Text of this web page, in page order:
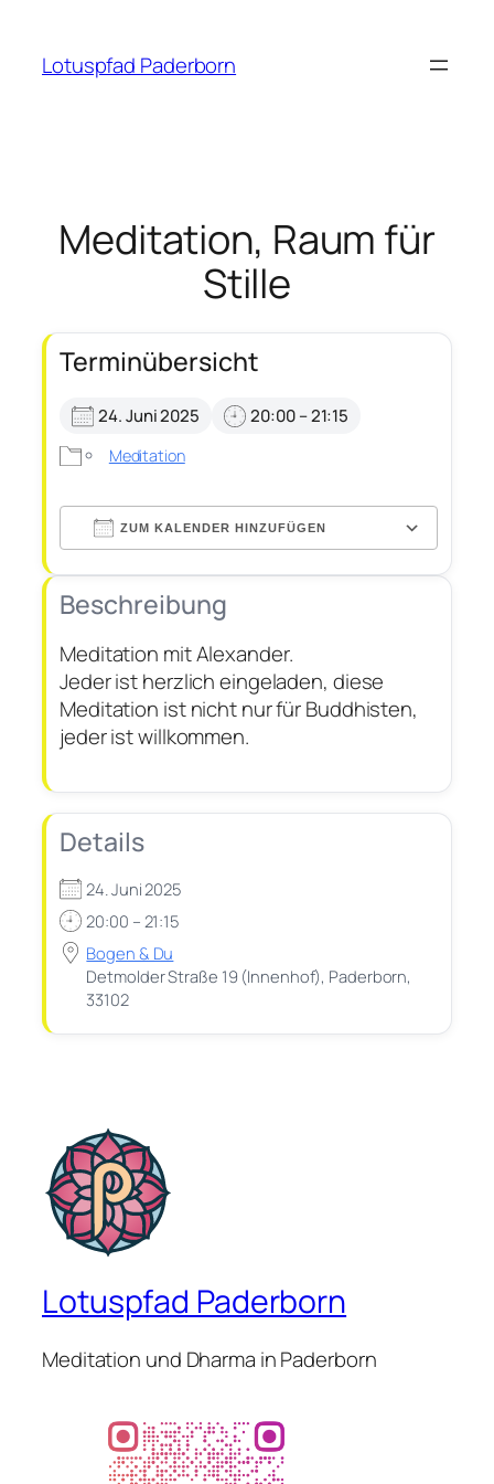
springen
Lotuspfad Paderborn
Meditation, Raum für
Stille
Terminübersicht
24. Juni 2025 20:00 – 21:15
Meditation
ZUM KALENDER HINZUFÜGEN
ICS
herunterladen
Google
Kalender
Office
Outlook
Beschreibung
Meditation mit Alexander.
Jeder ist herzlich eingeladen, diese
Meditation ist nicht nur für Buddhisten,
jeder ist willkommen.
Details
24. Juni 2025
20:00 – 21:15
Bogen & Du
Detmolder Straße 19 (Innenhof), Paderborn,
33102
Lotuspfad Paderborn
Meditation und Dharma in Paderborn